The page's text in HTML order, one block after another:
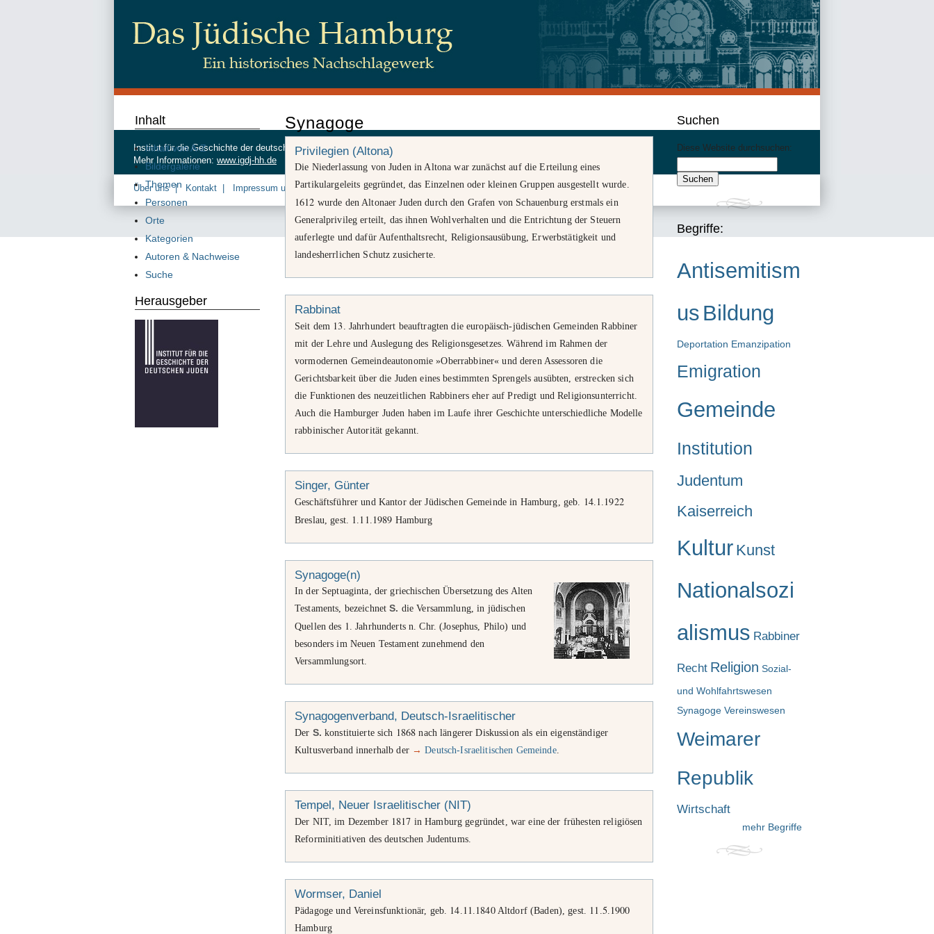
Synagoge
Privilegien (Altona)
Die Niederlassung von Juden in Altona war zunächst auf die Erteilung eines
Partikulargeleits gegründet, das Einzelnen oder kleinen Gruppen ausgestellt wurde.
1612 wurde den Altonaer Juden durch den Grafen von Schauenburg erstmals ein
Generalprivileg erteilt, das ihnen Wohlverhalten und die Entrichtung der Steuern
auferlegte und dafür Aufenthaltsrecht, Religionsausübung, Erwerbstätigkeit und
landesherrlichen Schutz zusicherte.
Rabbinat
Seit dem 13 . Jahrhundert beauftragten die europäisch-jüdischen Gemeinden Rabbiner
mit der Lehre und Auslegung des Religionsgesetzes. Während im Rahmen der
vormodernen Gemeindeautonomie »Oberrabbiner« und deren Assessoren die
Gerichtsbarkeit über die Juden eines bestimmten Sprengels ausübten, erstrecken sich
die Funktionen des neuzeitlichen Rabbiners eher auf Predigt und Religionsunterricht.
Auch die Hamburger Juden haben im Laufe ihrer Geschichte unterschiedliche Modelle
rabbinischer Autorität gekannt.
Singer, Günter
Geschäftsführer und Kantor der Jüdischen Gemeinde in Hamburg, geb. 14. 1 1922
Breslau, gest. 1 11 1989 Hamburg
Synagoge(n)
In der Septuaginta, der griechischen Übersetzung des Alten
Testaments, bezeichnetS. die Versammlung, in jüdischen
Quellen des 1 . Jahrhunderts n. Chr. (Josephus, Philo) und
besonders im Neuen Testament zunehmend den
Versammlungsort.
Synagogenverband, Deutsch-Israelitischer
Der S. konstituierte sich 1868 nach längerer Diskussion als ein eigenständiger
Kultusverband innerhalb der → Deutsch-Israelitischen Gemeinde.
Tempel, Neuer Israelitischer (NIT)
Der NIT, im Dezember 1817 in Hamburg gegründet, war eine der frühesten religiösen
Reforminitiativen des deutschen Judentums.
Wormser, Daniel
Pädagoge und Vereinsfunktionär, geb. 14 11 1840Altdorf (Baden), gest. 11 5. 1900
Hamburg
Inhalt
Inhalt von A-Z
Bildergalerie
Themen
Personen
Orte
Kategorien
Autoren & Nachweise
Suche
Herausgeber
Suchen
Diese Website durchsuchen:
Begriffe:
Antisemitism
us Bildung
Deportation Emanzipation
Emigration
Gemeinde
Institution
Judentum
Kaiserreich
Kultur Kunst
Nationalsozi
alismus Rabbiner
Recht Religion Sozial-
und Wohlfahrtswesen
Synagoge Vereinswesen
Weimarer
Republik
Wirtschaft
mehr Begriffe
Institut für die Geschichte der deutschen Juden, Beim Schlump 83, 20144 Hamburg
Mehr Informationen: www.igdj-hh.de
Über uns Kontakt Impressum und Datenschutz